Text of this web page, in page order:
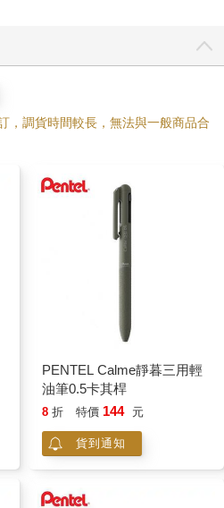
，調貨時間較長，無法與一般商品合
PENTEL Calme靜暮三用輕
油筆0.5卡其桿
8 折 特價 144 元
貨到通知